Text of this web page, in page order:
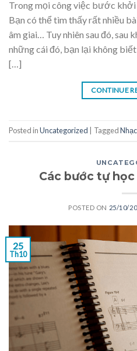
Trong mọi công việc bước
Bạn có thể tìm thấy rất nhiều
âm giai… Tuy nhiên sau đó, sau
những cái đó, bạn lại không
[…]
CONTINUE
Posted inUncategorized Tagged
Các bước tự
POSTED ON 25/10/
25
Th10